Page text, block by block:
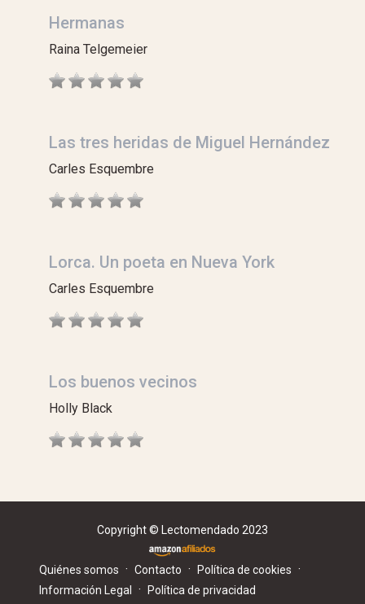
Hermanas
Raina Telgemeier
Las tres heridas de Miguel Hernández
Carles Esquembre
Lorca. Un poeta en Nueva York
Carles Esquembre
Los buenos vecinos
Holly Black
Copyright © Lectomendado 2023
Quiénes somos · Contacto · Política de cookies ·
Información Legal · Política de privacidad